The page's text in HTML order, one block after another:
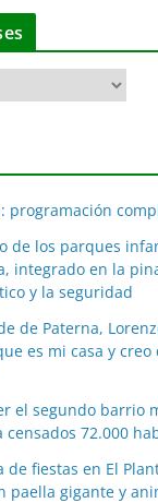
programación
de los parques
integrado en la
y la seguridad
de Paterna,
es mi casa y
el segundo barrio
censados 72.000
de fiestas en El
paella gigante y